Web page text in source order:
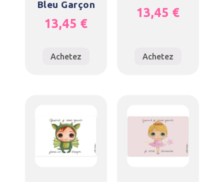
Bleu Garçon
13,45 €
Achetez
13,45 €
Achetez